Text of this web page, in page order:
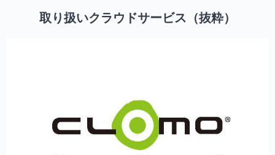
取り扱いクラウドサービス（抜粋）